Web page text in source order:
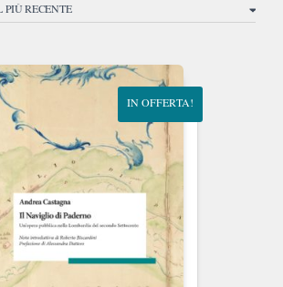
IN OFFERTA!